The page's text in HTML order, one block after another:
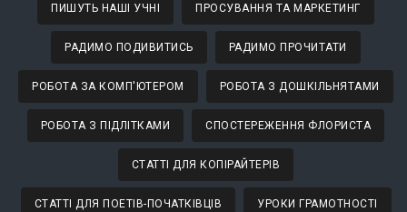
ПИШУТЬ НАШІ УЧНІ ПРОСУВАННЯ ТА МАРКЕТИНГ
РАДИМО ПОДИВИТИСЬ РАДИМО ПРОЧИТАТИ
РОБОТА ЗА КОМП'ЮТЕРОМ РОБОТА З ДОШКІЛЬНЯТАМИ
РОБОТА З ПІДЛІТКАМИ СПОСТЕРЕЖЕННЯ ФЛОРИСТА
СТАТТІ ДЛЯ КОПІРАЙТЕРІВ
СТАТТІ ДЛЯ ПОЕТІВ-ПОЧАТКІВЦІВ УРОКИ ГРАМОТНОСТІ